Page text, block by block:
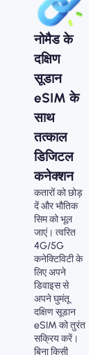
नोमैड के
दक्षिण
सूडान
eSIM के
साथ
तत्काल
डिजिटल
कनेक्शन
कतारों को छोड़
दें और भौतिक
सिम को भूल
जाएं। त्वरित
4G/5G
कनेक्टिविटी के
लिए अपने
डिवाइस से
अपने घुमंतू
दक्षिण सूडान
eSIM को तुरंत
सक्रिय करें।
बिना किसी